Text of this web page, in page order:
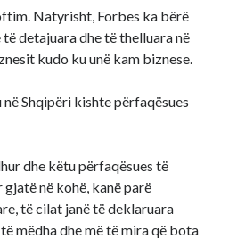
Natyrisht, Forbes ka bërë
detajuara dhe të thelluara në
kudo ku unë kam biznese.
Shqipëri kishte përfaqësues
dhe këtu përfaqësues të
në kohë, kanë parë
të cilat janë të deklaruara
mëdha dhe më të mira që bota